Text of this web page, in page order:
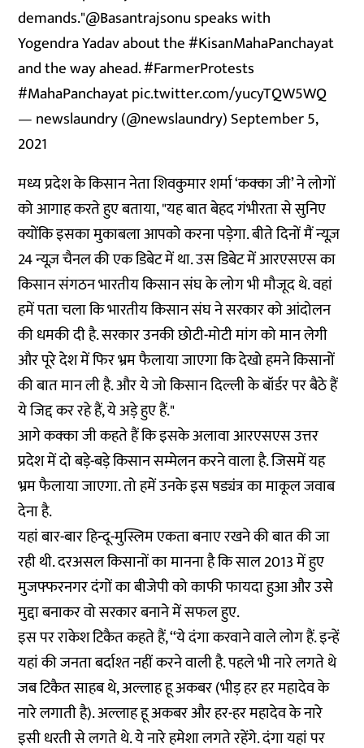
demands."@Basantrajsonuspeaks with
Yogendra Yadav about the#KisanMahaPanchayat
and the way ahead.#FarmerProtests
#MahaPanchayatpic.twitter.com/yucyTQW5WQ
— newslaundry (@newslaundry)September 5,
2021
मध्य प्रदेश के किसान नेता शिवकुमार शर्मा ‘कक्का जी’ ने लोगों
को आगाह करते हुए बताया, "यह बात बेहद गंभीरता से सुनिए
क्योंकि इसका मुकाबला आपको करना पड़ेगा. बीते दिनों मैं न्यूज़
24 न्यूज़ चैनल की एक डिबेट में था. उस डिबेट में आरएसएस का
किसान संगठन भारतीय किसान संघ के लोग भी मौजूद थे. वहां
हमें पता चला कि भारतीय किसान संघ ने सरकार को आंदोलन
की धमकी दी है. सरकार उनकी छोटी-मोटी मांग को मान लेगी
और पूरे देश में फिर भ्रम फैलाया जाएगा कि देखो हमने किसानों
की बात मान ली है. और ये जो किसान दिल्ली के बॉर्डर पर बैठे हैं
ये जिद्द कर रहे हैं, ये अड़े हुए हैं."
आगे कक्का जी कहते हैं कि इसके अलावा आरएसएस उत्तर
प्रदेश में दो बड़े-बड़े किसान सम्मेलन करने वाला है. जिसमें यह
भ्रम फैलाया जाएगा. तो हमें उनके इस षड्यंत्र का माकूल जवाब
देना है.
यहां बार-बार हिन्दू-मुस्लिम एकता बनाए रखने की बात की जा
रही थी. दरअसल किसानों का मानना है कि साल 2013 में हुए
मुजफ्फरनगर दंगों का बीजेपी को काफी फायदा हुआ और उसे
मुद्दा बनाकर वो सरकार बनाने में सफल हुए.
इस पर राकेश टिकैत कहते हैं, ‘‘ये दंगा करवाने वाले लोग हैं. इन्हें
यहां की जनता बर्दाश्त नहीं करने वाली है. पहले भी नारे लगते थे
जब टिकैत साहब थे, अल्लाह हू अकबर (भीड़ हर हर महादेव के
नारे लगाती है). अल्लाह हू अकबर और हर-हर महादेव के नारे
इसी धरती से लगते थे. ये नारे हमेशा लगते रहेंगे. दंगा यहां पर